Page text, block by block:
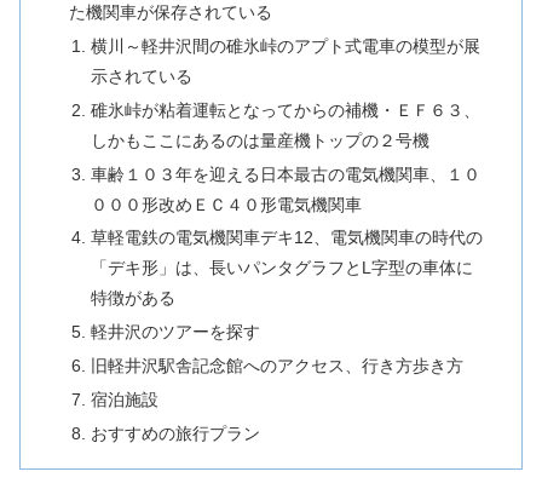
た機関車が保存されている
横川～軽井沢間の碓氷峠のアプト式電車の模型が展
示されている
碓氷峠が粘着運転となってからの補機・ＥＦ６３、
しかもここにあるのは量産機トップの２号機
車齢１０３年を迎える日本最古の電気機関車、１０
０００形改めＥＣ４０形電気機関車
草軽電鉄の電気機関車デキ12、電気機関車の時代の
「デキ形」は、長いパンタグラフとL字型の車体に
特徴がある
軽井沢のツアーを探す
旧軽井沢駅舎記念館へのアクセス、行き方歩き方
宿泊施設
おすすめの旅行プラン